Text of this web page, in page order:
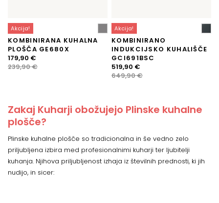
Akcija!
KOMBINIRANA KUHALNA
PLOŠČA GE680X
239,90€
Izvirna
cena
179,90 €
Trenutna
cena
Akcija!
KOMBINIRANO
INDUKCIJSKO KUHALIŠČE
GCI691BSC
649,90€
Izvirna
cena
519,90 €
Trenutna
cena
Zakaj Kuharji obožujejo Plinske kuhalne
plošče?
Plinske kuhalne plošče so tradicionalna in še vedno zelo
priljubljena izbira med profesionalnimi kuharji ter ljubitelji
kuhanja. Njihova priljubljenost izhaja iz številnih prednosti, ki jih
nudijo, in sicer: